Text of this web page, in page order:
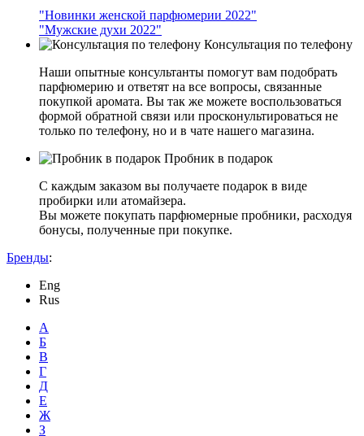
"Новинки женской парфюмерии 2022"
"Мужские духи 2022"
Консультация по телефону
Наши опытные консультанты помогут вам подобрать
парфюмерию и ответят на все вопросы, связанные
покупкой аромата. Вы так же можете воспользоваться
формой обратной связи или просконультироваться не
только по телефону, но и в чате нашего магазина.
Пробник в подарок
С каждым заказом вы получаете подарок в виде
пробирки или атомайзера.
Вы можете покупать парфюмерные пробники, расходуя
бонусы, полученные при покупке.
Бренды:
Eng
Rus
А
Б
В
Г
Д
Е
Ж
З